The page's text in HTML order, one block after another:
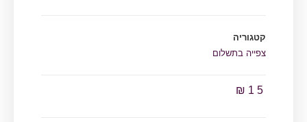
קטגוריה
צפייה בתשלום
₪ 15